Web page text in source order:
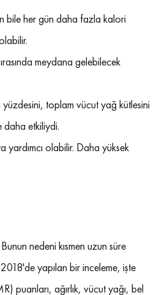
bile her gün daha fazla kalori
meydana gelebilecek
toplam vücut yağ kütlesini
daha etkiliydi.
yardımcı olabilir. Daha yüksek
nedeni kısmen uzun süre
yapılan bir inceleme, işte
puanları, ağırlık, vücut yağı, bel